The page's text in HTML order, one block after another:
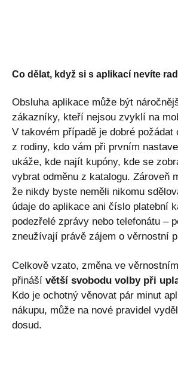
Co dělat, když si s aplikací nevíte
Obsluha aplikace může být
zákazníky, kteří nejsou zvyklí na
V takovém případě je dobré požádat
z rodiny, kdo vám při prvním
ukáže, kde najít kupóny, kde se
vybrat odměnu z katalogu. Zároveň
že nikdy byste neměli nikomu
údaje do aplikace ani číslo platební
podezřelé zprávy nebo telefonátu –
zneužívají právě zájem o věrnostní
Celkově vzato, změna ve
přináší větší svobodu volby při
Kdo je ochotný věnovat pár minut
nákupu, může na nové pravidel
dosud.